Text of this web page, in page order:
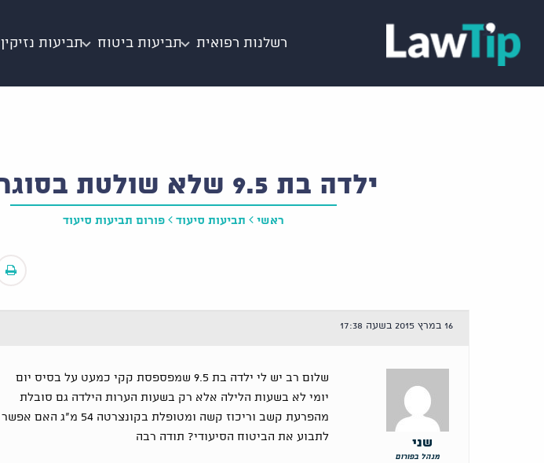
רשלנות רפואית תביעות ביטוח תביעות נזיקין
ילדה בת 9.5 שלא שולטת בסוגרים
ראשי תביעות סיעוד פורום תביעות סיעוד
16 במרץ 2015 בשעה 17:38
שני
מנהל בפורום
שלום רב יש לי ילדה בת 9.5 שמפספסת קקי כמעט על בסיס יום
יומי לא בשעות הלילה אלא רק בשעות הערות הילדה גם סובלת
מהפרעת קשב וריכוז קשה ומטופלת בקונצרטה 54 מ"ג האם אפשר
לתבוע את הביטוח הסיעודי? תודה רבה